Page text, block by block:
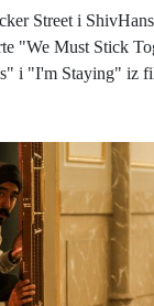
Street i
"We Must Stick
i "I'm Staying" iz